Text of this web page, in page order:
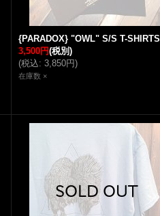
{PARADOX} "OWL" S/S T-SHIRTS
3,500円(税別)
(税込: 3,850円)
在庫数 ×